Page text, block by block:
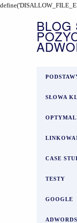
BLOG
SŁOWA
CASE
TESTY
GOOGLE
ADWORDS